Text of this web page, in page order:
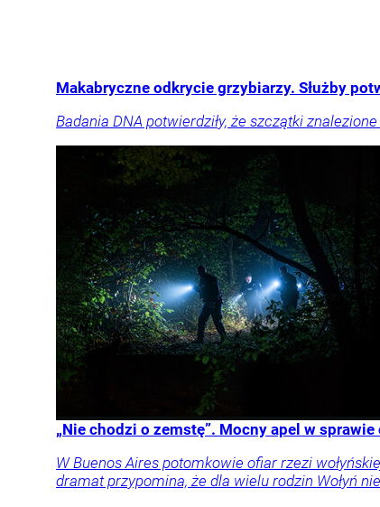
Makabryczne odkrycie grzybiarzy. Służby
Badania DNA potwierdziły, że szczątki
„Nie chodzi o zemstę”. Mocny apel w
W Buenos Aires potomkowie ofiar rzezi
dramat przypomina, że dla wielu rodzin Wołyń